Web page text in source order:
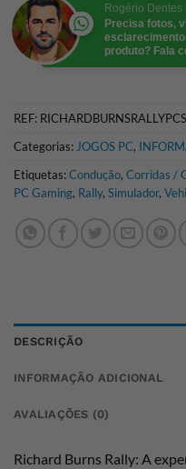
Rogério Dentes
Precisa fotos,
produto? Fala
REF:
Categorias:JOGOS PC,
Etiquetas:Condução, Corridas /
PC Gaming, Rally, Simulador,
DESCRIÇÃO
INFORMAÇÃO ADICIONAL
AVALIAÇÕES (0)
Richard Burns Rally: A